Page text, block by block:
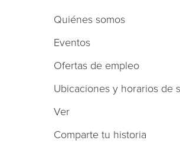
Quiénes somos
Eventos
Ofertas de empleo
Ubicaciones y horarios de
Ver
Comparte tu historia